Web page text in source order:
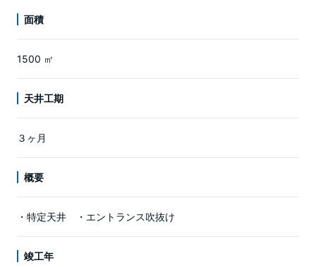
面積
1500 ㎡
天井工期
３ヶ月
概要
・特定天井 ・エントランス吹抜け
竣工年